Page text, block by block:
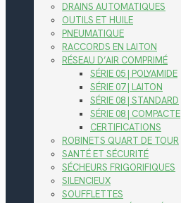
DRAINS AUTOMATIQUES
OUTILS ET HUILE
PNEUMATIQUE
RACCORDS EN LAITON
RÉSEAU D’AIR COMPRIMÉ
SÉRIE 05 | POLYAMIDE
SÉRIE 07 | LAITON
SÉRIE 08 | STANDARD
SÉRIE 08 | COMPACTE
CERTIFICATIONS
ROBINETS QUART DE TOUR
SANTÉ ET SÉCURITÉ
SÉCHEURS FRIGORIFIQUES
SILENCIEUX
SOUFFLETTES